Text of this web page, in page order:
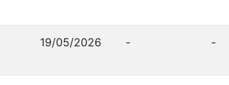
19/05/2026 - -